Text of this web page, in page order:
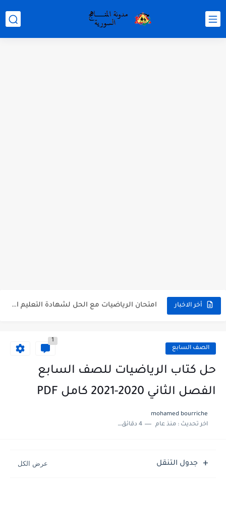
أخر الاخبار امتحان الرياضيات مع الحل لشهادة التعليم الاساسي والاعدادية الشرعية دورة...
الصف السابع
1
حل كتاب الرياضيات للصف السابع
الفصل الثاني 2020-2021 كامل PDF
mohamed bourriche
اخر تحديث :منذ عام 4 دقائق للقراءة
جدول التنقل